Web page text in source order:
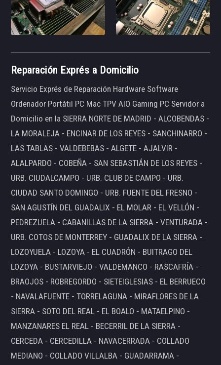
Reparación Exprés a Domicilio
Servicio Exprés de Reparación Hardware Software
Ordenador Portátil PC Mac TPV AIO Gaming PC Servidor a
Domicilio en la SIERRA NORTE DE MADRID - ALCOBENDAS -
LA MORALEJA - ENCINAR DE LOS REYES - SANCHINARRO -
LAS TABLAS - VALDEBEBAS - ALGETE - AJALVIR -
ALALPARDO - COBEÑA - SAN SEBASTIÁN DE LOS REYES -
URB. CIUDALCAMPO - URB. CLUB DE CAMPO - URB.
CIUDAD SANTO DOMINGO - URB. FUENTE DEL FRESNO -
SAN AGUSTÍN DEL GUADALIX - EL MOLAR - EL VELLÓN -
PEDREZUELA - CABANILLAS DE LA SIERRA - VENTURADA -
URB. COTOS DE MONTERREY - GUADALIX DE LA SIERRA -
LOZOYUELA - LOZOYA - EL CUADRÓN - BUITRAGO DEL
LOZOYA - BUSTARVIEJO - VALDEMANCO - RASCAFRÍA -
BRAOJOS - ROBREGORDO - SIETEIGLESIAS - EL BERRUECO
- NAVALAFUENTE - TORRELAGUNA - MIRAFLORES DE LA
SIERRA - SOTO DEL REAL - EL BOALO - MATAELPINO -
MANZANARES EL REAL - BECERRIL DE LA SIERRA -
CERCEDA - CERCEDILLA - NAVACERRADA - COLLADO
MEDIANO - COLLADO VILLALBA - GUADARRAMA -